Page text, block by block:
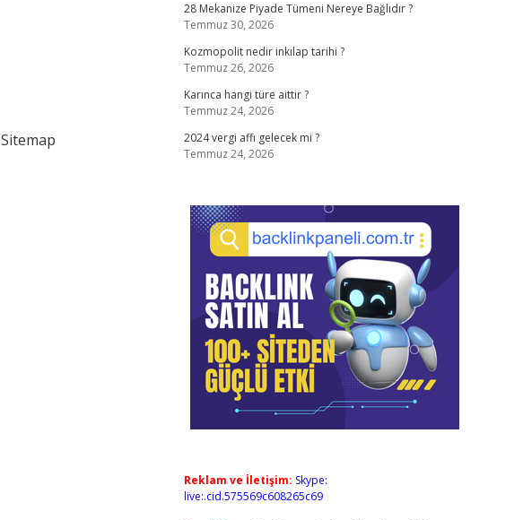
Sitemap
28 Mekanize Piyade Tümeni Nereye Bağlıdır ?
Temmuz 30, 2026
Kozmopolit nedir inkılap tarihi ?
Temmuz 26, 2026
Karınca hangi türe aittir ?
Temmuz 24, 2026
2024 vergi affı gelecek mi ?
Temmuz 24, 2026
Reklam ve İletişim: Skype:
live:.cid.575569c608265c69